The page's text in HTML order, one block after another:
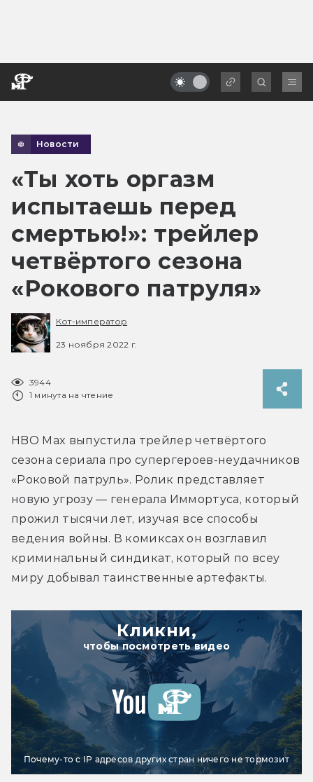
Новости
«Ты хоть оргазм
испытаешь перед
смертью!»: трейлер
четвёртого сезона
«Рокового патруля»
Кот-император
23 ноября 2022 г.
3944
1 минута на чтение
HBO Max выпустила трейлер четвёртого
сезона сериала про супергероев-неудачников
«Роковой патруль». Ролик представляет
новую угрозу — генерала Иммортуса, который
прожил тысячи лет, изучая все способы
ведения войны. В комиксах он возглавил
криминальный синдикат, который по всеу
миру добывал таинственные артефакты.
Кликни,
чтобы посмотреть видео
Почему-то с IP адресов других стран ничего не тормозит